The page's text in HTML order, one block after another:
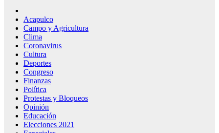
Acapulco
Campo y Agricultura
Clima
Coronavirus
Cultura
Deportes
Congreso
Finanzas
Política
Protestas y Bloqueos
Opinión
Educación
Elecciones 2021